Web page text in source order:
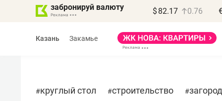
забронируй валюту $ 82.17 0.76
Казань Закамье
#круглый стол #строительство #